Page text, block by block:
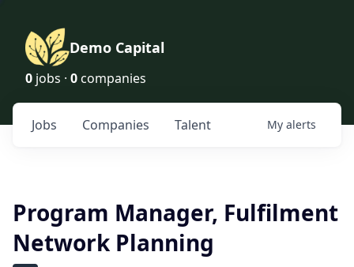
Demo Capital
0 jobs · 0 companies
Jobs Companies Talent My alerts
Program Manager, Fulfilment
Network Planning